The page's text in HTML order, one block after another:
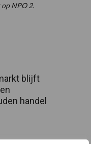
NPO 2.
blijft
handel